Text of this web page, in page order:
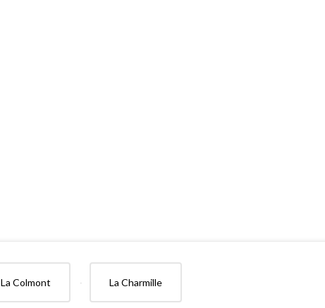
La Colmont La Charmille